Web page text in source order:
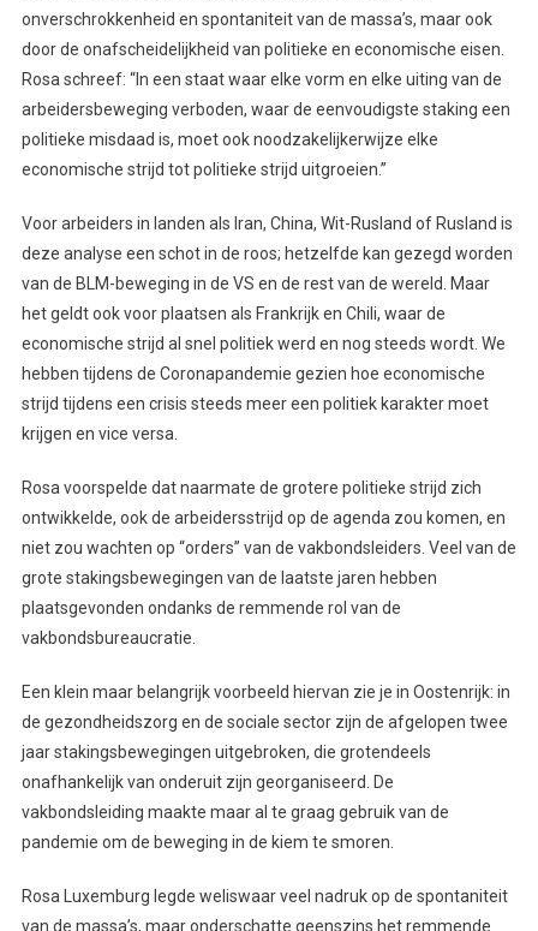
onverschrokkenheid en spontaniteit van de massa’s, maar ook
door de onafscheidelijkheid van politieke en economische eisen.
Rosa schreef: “In een staat waar elke vorm en elke uiting van de
arbeidersbeweging verboden, waar de eenvoudigste staking een
politieke misdaad is, moet ook noodzakelijkerwijze elke
economische strijd tot politieke strijd uitgroeien.”
Voor arbeiders in landen als Iran, China, Wit-Rusland of Rusland is
deze analyse een schot in de roos; hetzelfde kan gezegd worden
van de BLM-beweging in de VS en de rest van de wereld. Maar
het geldt ook voor plaatsen als Frankrijk en Chili, waar de
economische strijd al snel politiek werd en nog steeds wordt. We
hebben tijdens de Coronapandemie gezien hoe economische
strijd tijdens een crisis steeds meer een politiek karakter moet
krijgen en vice versa.
Rosa voorspelde dat naarmate de grotere politieke strijd zich
ontwikkelde, ook de arbeidersstrijd op de agenda zou komen, en
niet zou wachten op “orders” van de vakbondsleiders. Veel van de
grote stakingsbewegingen van de laatste jaren hebben
plaatsgevonden ondanks de remmende rol van de
vakbondsbureaucratie.
Een klein maar belangrijk voorbeeld hiervan zie je in Oostenrijk: in
de gezondheidszorg en de sociale sector zijn de afgelopen twee
jaar stakingsbewegingen uitgebroken, die grotendeels
onafhankelijk van onderuit zijn georganiseerd. De
vakbondsleiding maakte maar al te graag gebruik van de
pandemie om de beweging in de kiem te smoren.
Rosa Luxemburg legde weliswaar veel nadruk op de spontaniteit
van de massa’s, maar onderschatte geenszins het remmende